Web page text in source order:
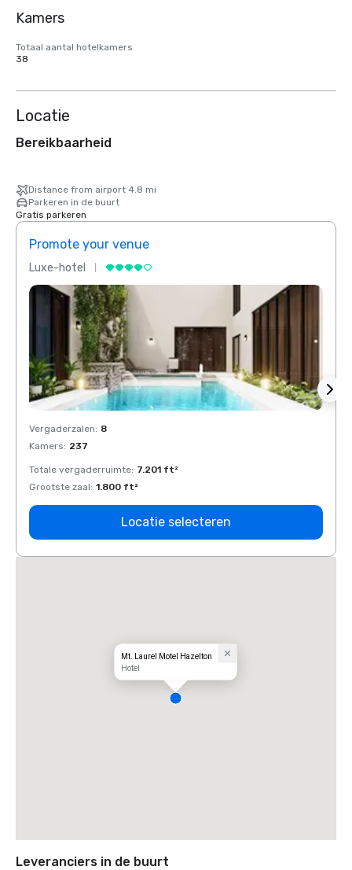
Kamers
Totaal aantal hotelkamers
38
Locatie
Bereikbaarheid
Distance from airport 4.8 mi
Parkeren in de buurt
Gratis parkeren
Promote your venue
Luxe-hotel
Vergaderzalen: 8
Kamers: 237
Totale vergaderruimte: 7.201 ft²
Grootste zaal: 1.800 ft²
Locatie selecteren
Mt. Laurel Motel Hazelton
Hotel
Leveranciers in de buurt